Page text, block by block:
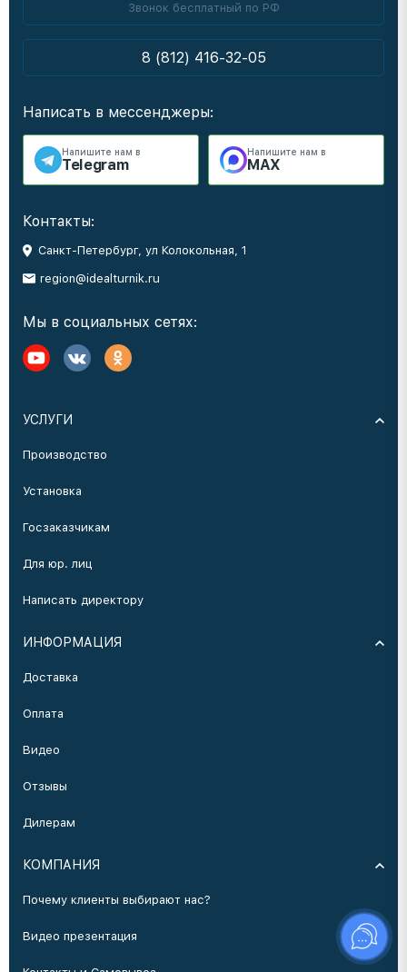
Звонок бесплатный по РФ
8 (812) 416-32-05
Написать в мессенджеры:
Напишите нам в
Telegram
Напишите нам в
MAX
Контакты:
Санкт-Петербург, ул Колокольная, 1
region@idealturnik.ru
Мы в социальных сетях:
УСЛУГИ
Производство
Установка
Госзаказчикам
Для юр. лиц
Написать директору
ИНФОРМАЦИЯ
Доставка
Оплата
Видео
Отзывы
Дилерам
КОМПАНИЯ
Почему клиенты выбирают нас?
Видео презентация